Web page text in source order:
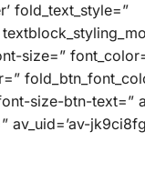
fold_text_style=”
size=”
size-btn-text=”
av_uid=’av-